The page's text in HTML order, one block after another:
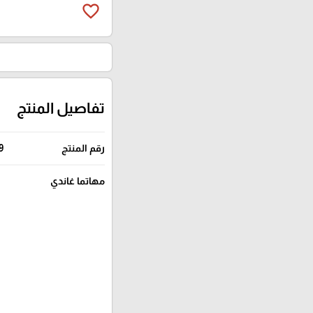
favorite_border
تفاصيل المنتج
رقم المنتج
مهاتما غاندي